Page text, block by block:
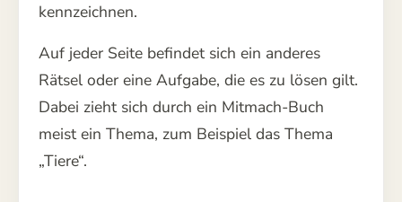
kennzeichnen.
Auf jeder Seite befindet sich ein anderes
Rätsel oder eine Aufgabe, die es zu lösen gilt.
Dabei zieht sich durch ein Mitmach-Buch
meist ein Thema, zum Beispiel das Thema
„Tiere“.